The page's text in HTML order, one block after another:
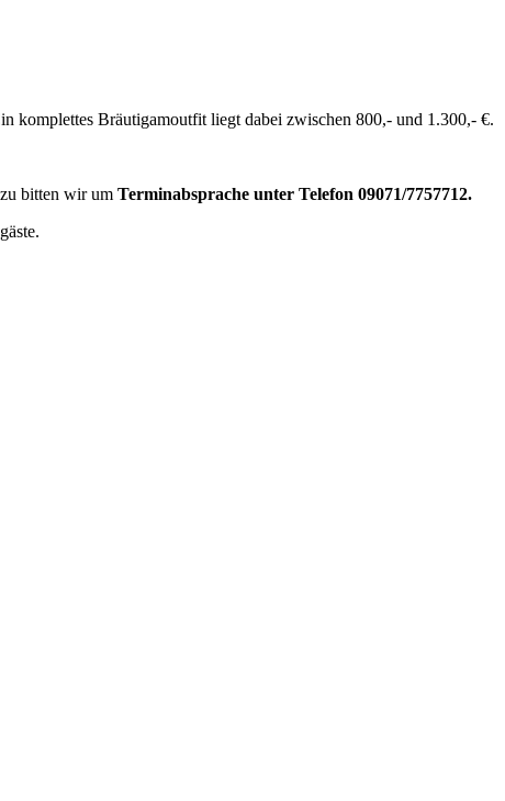
komplettes Bräutigamoutfit liegt dabei zwischen 800,- und 1.300,- €.
bitten wir um Terminabsprache unter Telefon 09071/7757712.